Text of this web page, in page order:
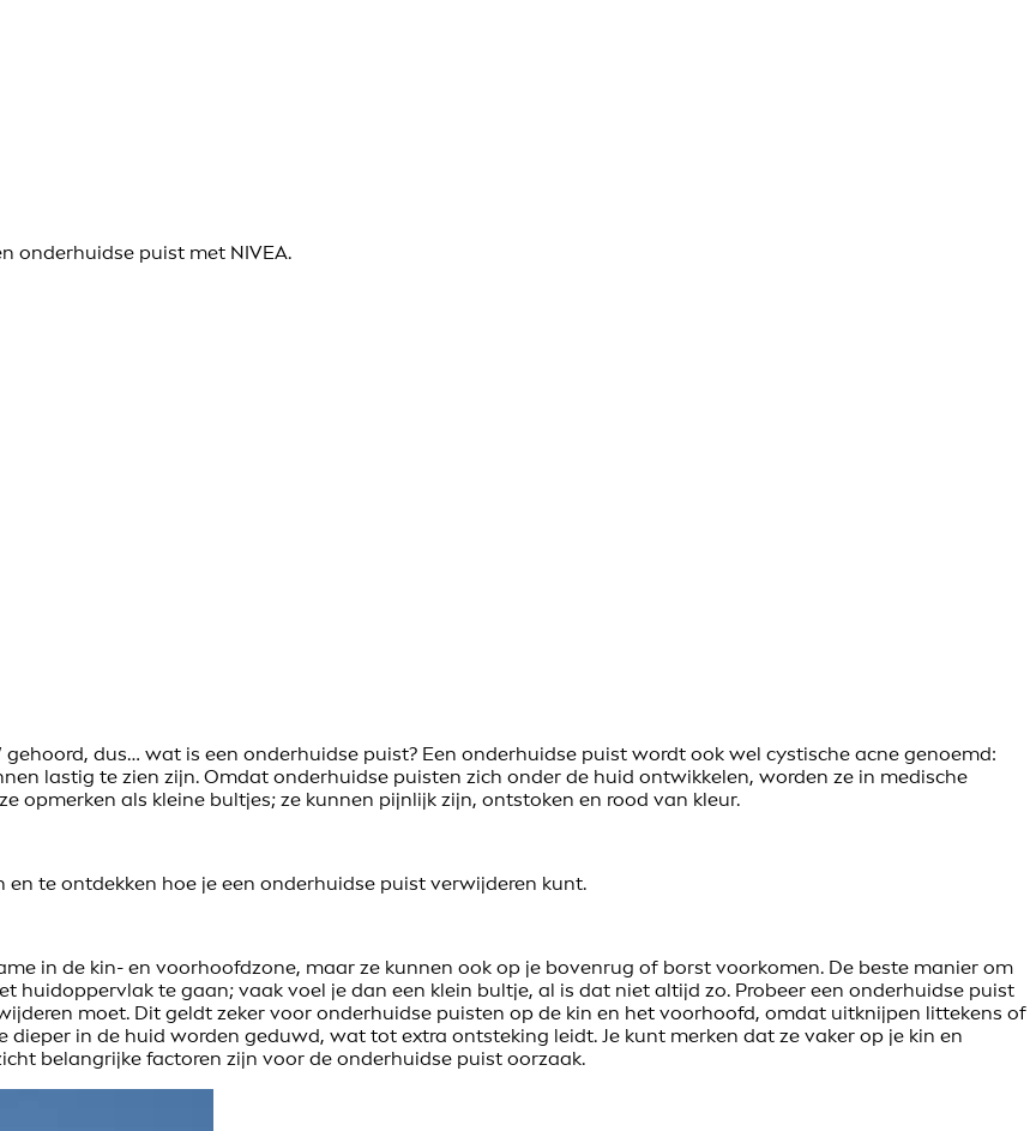
onderhuidse puist met NIVEA.
dus… wat is een onderhuidse puist? Een onderhuidse puist wordt ook wel cystische acne genoemd:
lastig te zien zijn. Omdat onderhuidse puisten zich onder de huid ontwikkelen, worden ze in medische
opmerken als kleine bultjes; ze kunnen pijnlijk zijn, ontstoken en rood van kleur.
te ontdekken hoe je een onderhuidse puist verwijderen kunt.
in de kin- en voorhoofdzone, maar ze kunnen ook op je bovenrug of borst voorkomen. De beste manier om
huidoppervlak te gaan; vaak voel je dan een klein bultje, al is dat niet altijd zo. Probeer een onderhuidse puist
moet. Dit geldt zeker voor onderhuidse puisten op de kin en het voorhoofd, omdat uitknijpen littekens of
in de huid worden geduwd, wat tot extra ontsteking leidt. Je kunt merken dat ze vaker op je kin en
belangrijke factoren zijn voor de onderhuidse puist oorzaak.